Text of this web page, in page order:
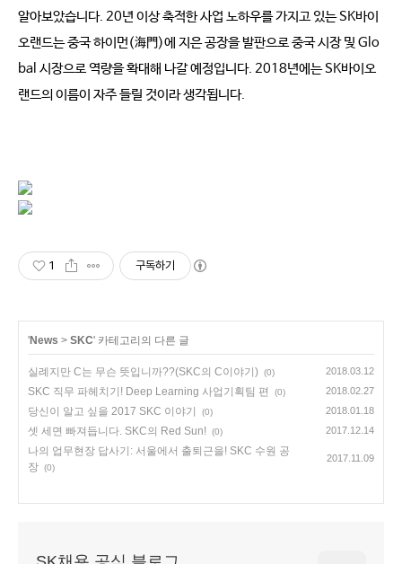
알아보았습니다. 20년 이상 축적한 사업 노하우를 가지고 있는 SK바이
오랜드는 중국 하이먼(海門)에 지은 공장을 발판으로 중국 시장 및 Glo
bal 시장으로 역량을 확대해 나갈 예정입니다. 2018년에는 SK바이오
랜드의 이름이 자주 들릴 것이라 생각됩니다.
1 구독하기
'News > SKC' 카테고리의 다른 글
실례지만 C는 무슨 뜻입니까??(SKC의 C이야기) (0) 2018.03.12
SKC 직무 파헤치기! Deep Learning 사업기획팀 편 (0) 2018.02.27
당신이 알고 싶을 2017 SKC 이야기 (0) 2018.01.18
셋 세면 빠져듭니다. SKC의 Red Sun! (0) 2017.12.14
나의 업무현장 답사기: 서울에서 출퇴근을! SKC 수원 공
장 (0)
2017.11.09